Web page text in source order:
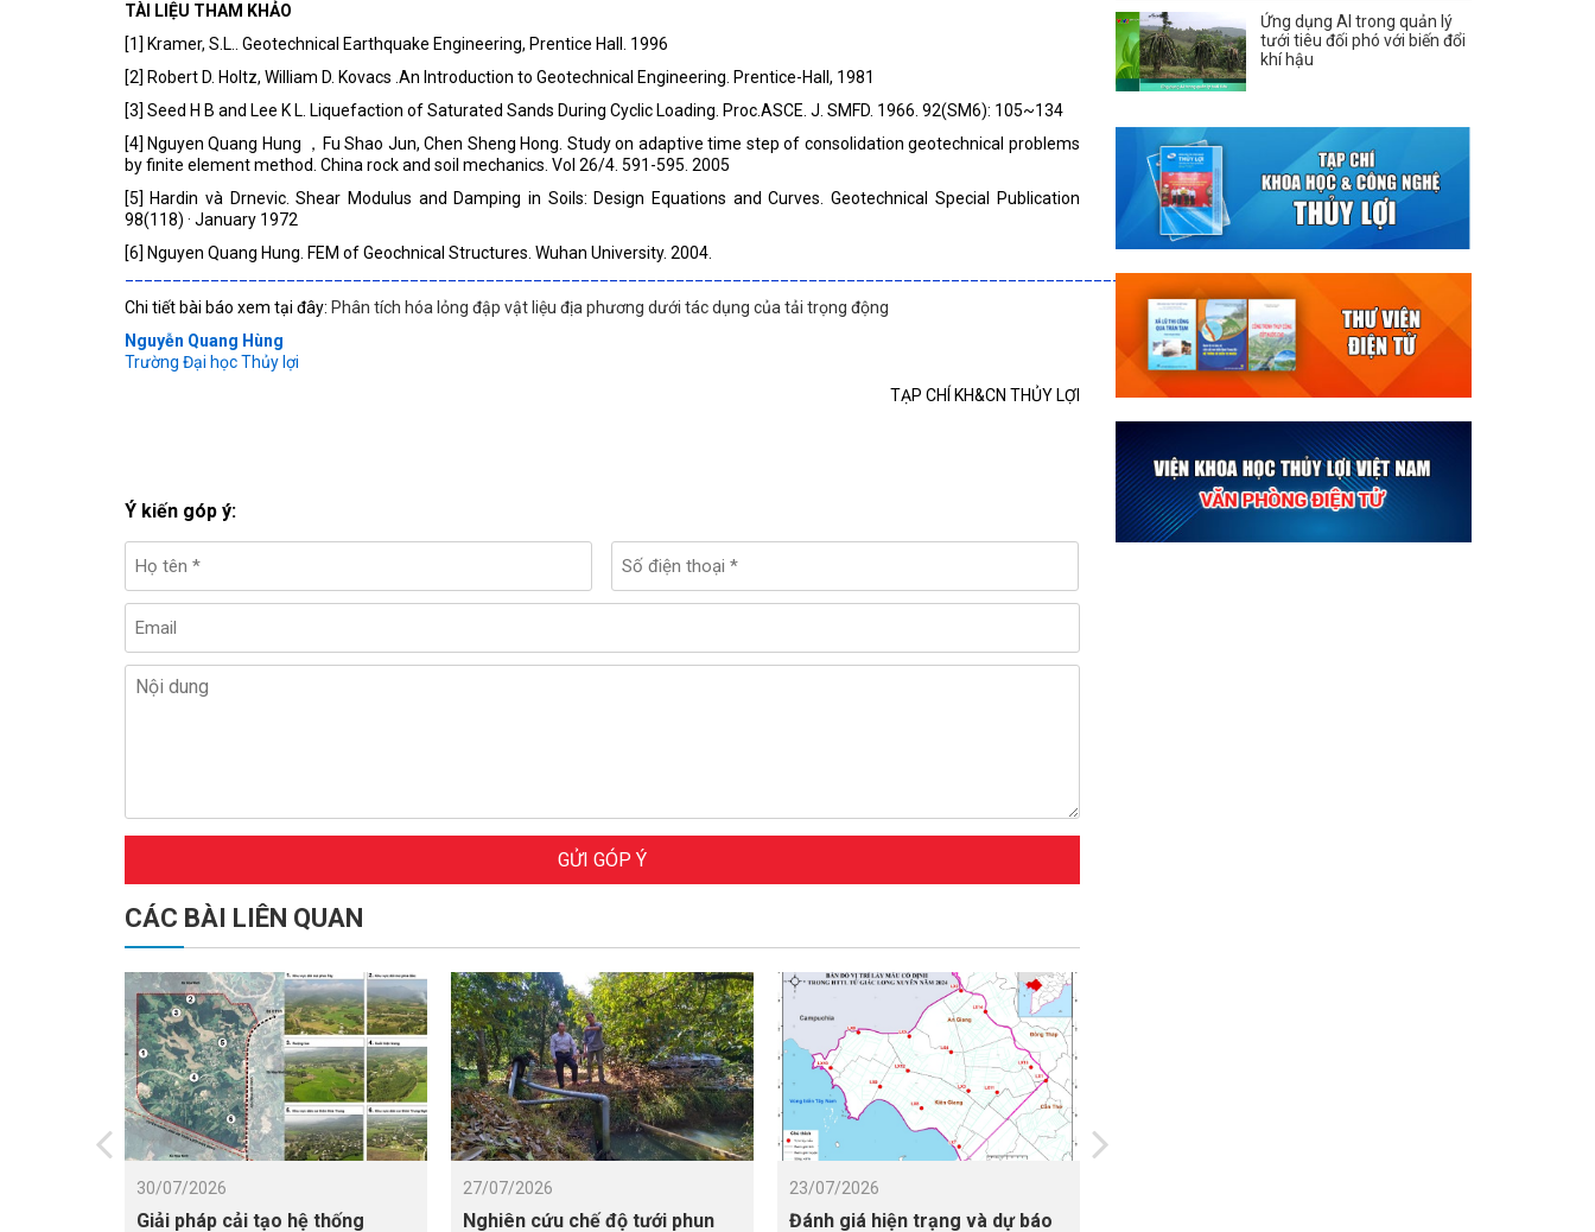
TÀI LIỆU THAM KHẢO
[1] Kramer, S.L.. Geotechnical Earthquake Engineering, Prentice Hall. 1996
[2] Robert D. Holtz, William D. Kovacs .An Introduction to Geotechnical Engineering. Prentice-Hall, 1981
[3] Seed H B and Lee K L. Liquefaction of Saturated Sands During Cyclic Loading. Proc.ASCE. J. SMFD. 1966. 92(SM6): 105~134
[4] Nguyen Quang Hung ，Fu Shao Jun, Chen Sheng Hong. Study on adaptive time step of consolidation geotechnical problems
by finite element method. China rock and soil mechanics. Vol 26/4. 591-595. 2005
[5] Hardin và Drnevic. Shear Modulus and Damping in Soils: Design Equations and Curves. Geotechnical Special Publication
98(118) · January 1972
[6] Nguyen Quang Hung. FEM of Geochnical Structures. Wuhan University. 2004.
_________________________________________________________________________________________________________________
Chi tiết bài báo xem tại đây: Phân tích hóa lỏng đập vật liệu địa phương dưới tác dụng của tải trọng động
Nguyễn Quang Hùng
Trường Đại học Thủy lợi
TẠP CHÍ KH&CN THỦY LỢI
Ý kiến góp ý:
GỬI GÓP Ý
CÁC BÀI LIÊN QUAN
30/07/2026
Giải pháp cải tạo hệ thống
27/07/2026
Nghiên cứu chế độ tưới phun
23/07/2026
Đánh giá hiện trạng và dự báo
Ứng dụng AI trong quản lý
tưới tiêu đối phó với biến đổi
khí hậu